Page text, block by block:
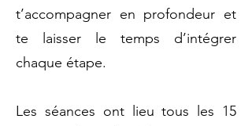
t’accompagner en profondeur et
te laisser le temps d’intégrer
chaque étape.
Les séances ont lieu tous les 15